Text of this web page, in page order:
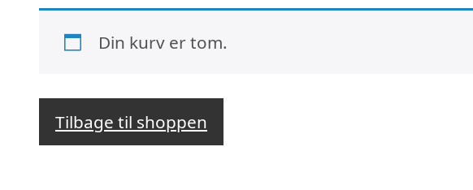
Din kurv er tom.
Tilbage til shoppen